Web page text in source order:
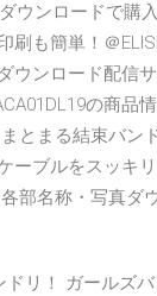
ウンロードで購
刷も簡単！＠
ウンロード配信
の商品
とまる結束バン
ーブルをスッキ
部名称・写真ダ
ドリ！ ガールズ